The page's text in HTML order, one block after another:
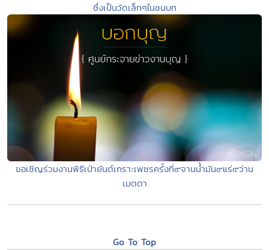
ซึ่งเป็นวัดเล็กๆในชนบท
ขอเชิญร่วมงานพิธีเป่ายันต์เกราะเพชรครั้งที่๙จานน้ำมัน๙แร่๙ว่าน
เมตตา
Go To Top